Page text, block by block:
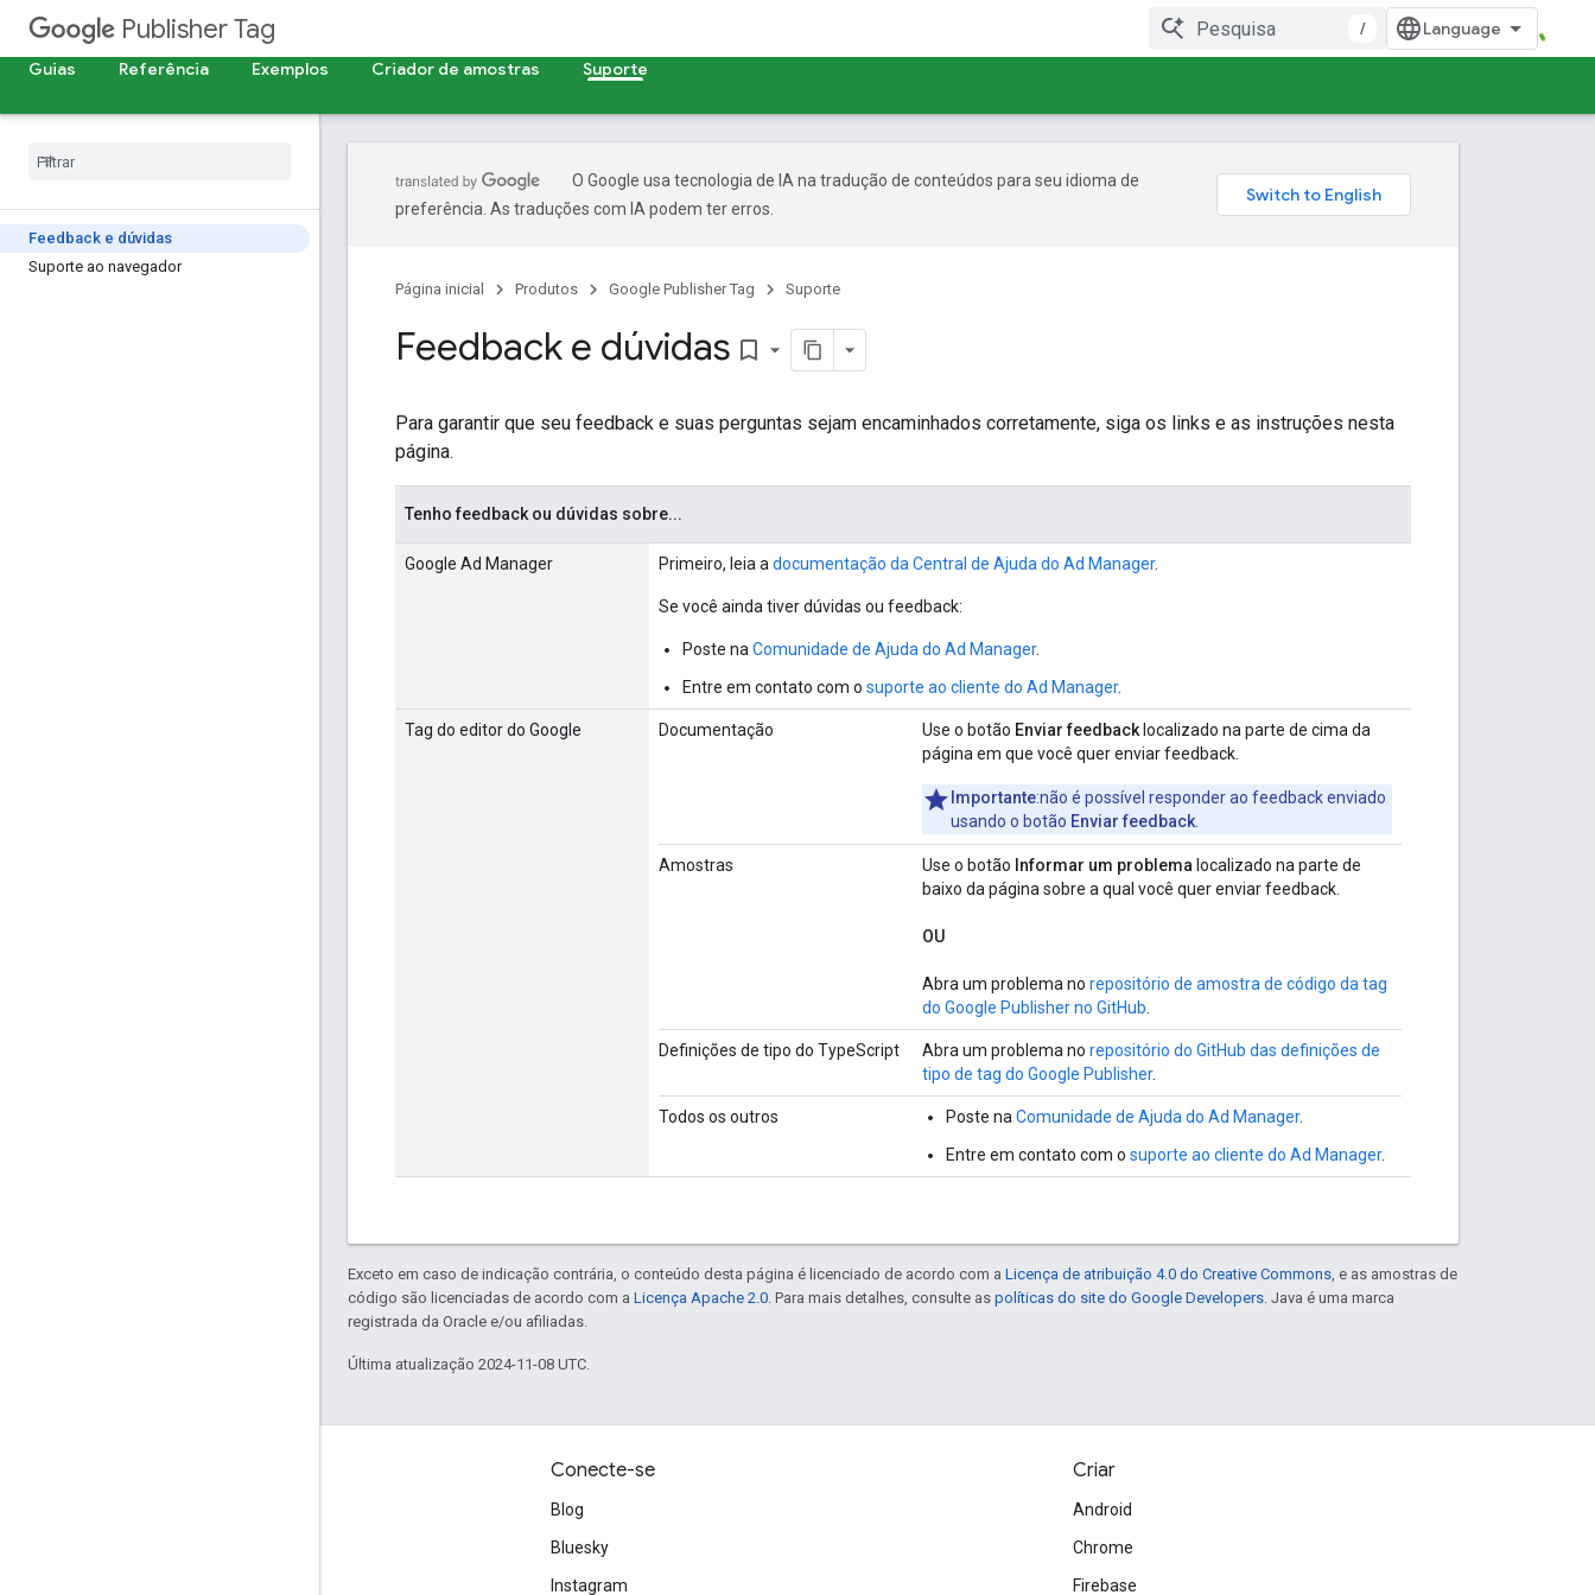
Publisher Tag
/
Guias
Referência Exemplos Criador de amostras Suporte
Feedback e dúvidas
Suporte ao navegador
O Google usa tecnologia de IA na tradução de conteúdos para seu idioma de
preferência. As traduções com IA podem ter erros.
Página inicial Produtos Google Publisher Tag Suporte
Feedback e dúvidas bookmark_border
Para garantir que seu feedback e suas perguntas sejam encaminhados corretamente, siga os links e as instruções nesta
página.
Tenho feedback ou dúvidas sobre...
Google Ad Manager Primeiro, leia a documentação da Central de Ajuda do Ad Manager.
Se você ainda tiver dúvidas ou feedback:
Poste na Comunidade de Ajuda do Ad Manager.
Entre em contato com o suporte ao cliente do Ad Manager.
Tag do editor do Google Documentação Use o botão Enviar feedback localizado na parte de cima da
página em que você quer enviar feedback.
Importante:não é possível responder ao feedback enviado
usando o botão Enviar feedback
Amostras Use o botão Informar um problema localizado na parte de
baixo da página sobre a qual você quer enviar feedback.
OU
Abra um problema no repositório de amostra de código da tag
do Google Publisher no GitHub
Definições de tipo do TypeScript Abra um problema no repositório do GitHub das definições de
tipo de tag do Google Publisher.
Todos os outros Poste na Comunidade de Ajuda do Ad Manager.
Entre em contato com o suporte ao cliente do Ad Manager.
Exceto em caso de indicação contrária, o conteúdo desta página é licenciado de acordo com a Licença de atribuição 4.0 do Creative Commons , e as amostras de
código são licenciadas de acordo com a Licença Apache 2.0 . Para mais detalhes, consulte as políticas do site do Google Developers . Java é uma marca
registrada da Oracle e/ou afiliadas.
Última atualização 2024-11-08 UTC.
Conecte-se
Blog
Bluesky
Instagram
Criar
Android
Chrome
Firebase